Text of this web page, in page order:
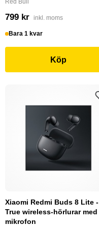
Red Bull
799 kr inkl. moms
Bara 1 kvar
Köp
Xiaomi Redmi Buds 8 Lite -
True wireless-hörlurar med
mikrofon